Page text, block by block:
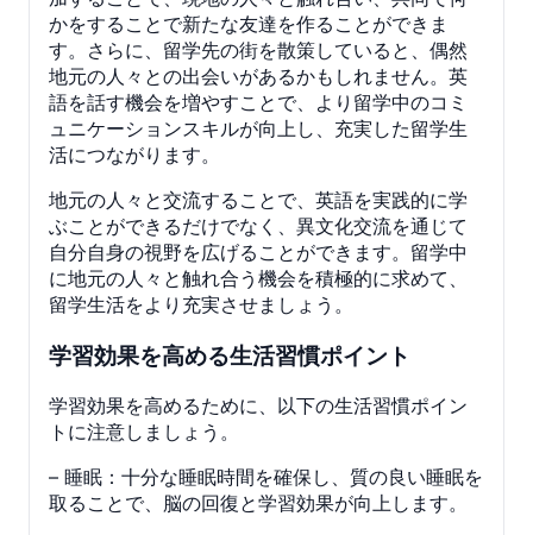
かをすることで新たな友達を作ることができま
す。さらに、留学先の街を散策していると、偶然
地元の人々との出会いがあるかもしれません。英
語を話す機会を増やすことで、より留学中のコミ
ュニケーションスキルが向上し、充実した留学生
活につながります。
地元の人々と交流することで、英語を実践的に学
ぶことができるだけでなく、異文化交流を通じて
自分自身の視野を広げることができます。留学中
に地元の人々と触れ合う機会を積極的に求めて、
留学生活をより充実させましょう。
学習効果を高める生活習慣ポイント
学習効果を高めるために、以下の生活習慣ポイン
トに注意しましょう。
– 睡眠：十分な睡眠時間を確保し、質の良い睡眠を
取ることで、脳の回復と学習効果が向上します。